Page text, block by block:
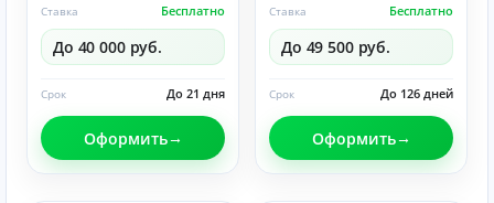
Бесплатно
Ставка
До 40 000 руб.
До 21 дня
Срок
Оформить
Бесплатно
Ставка
До 49 500 руб.
До 126 дней
Срок
Оформить